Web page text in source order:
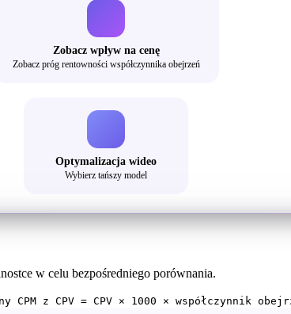
Zobacz wpływ na cenę
Zobacz próg rentowności współczynnika obejrzeń
Optymalizacja wideo
Wybierz tańszy model
w celu bezpośredniego porównania.
CPM z CPV = CPV × 1000 × współczynnik